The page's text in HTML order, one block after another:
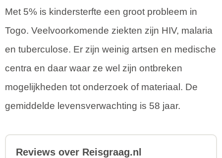
Met 5% is kindersterfte een groot probleem in
Togo. Veelvoorkomende ziekten zijn HIV, malaria
en tuberculose. Er zijn weinig artsen en medische
centra en daar waar ze wel zijn ontbreken
mogelijkheden tot onderzoek of materiaal. De
gemiddelde levensverwachting is 58 jaar.
Reviews over Reisgraag.nl